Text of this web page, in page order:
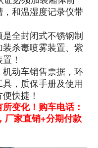
和温湿度记录仪带
全封闭式不锈钢制
杀毒喷雾装置、紫
！
动车销售票据，环
，质保手册及使用
快捷！
变化！购车电话：
家直销+分期付款